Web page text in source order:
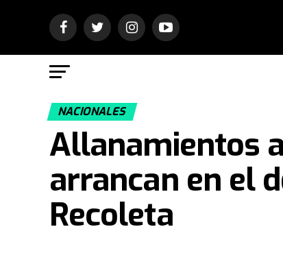
NACIONALES
Allanamientos
arrancan en el
Recoleta